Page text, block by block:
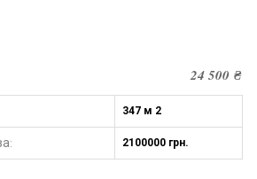
24 500₴
347 м 2
: 2100000 грн.